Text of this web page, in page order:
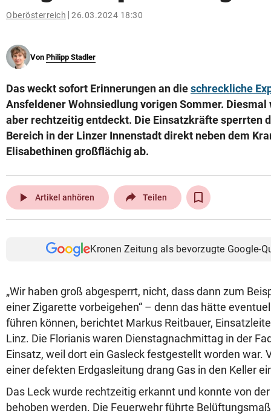
© Krone Multimedia GmbH & Co KG 2026
Oberösterreich 26.03.2024 18:30
Von Philipp Stadler
Das weckt sofort Erinnerungen an dieschreckliche
Ansfeldener Wohnsiedlung vorigen Sommer.
aber rechtzeitig entdeckt. Die Einsatzkräfte sperrten
Bereich in der Linzer Innenstadt direkt neben dem
Elisabethinen großflächig ab.
play_arrow Artikel anhören Teilen
Kronen Zeitung als bevorzugte Google-
„Wir haben groß abgesperrt, nicht, dass dann zum
einer Zigarette vorbeigehen“ – denn das hätte
führen können, berichtet Markus Reitbauer,
Linz. Die Florianis waren Dienstagnachmittag in der
Einsatz, weil dort ein Gasleck festgestellt worden war.
einer defekten Erdgasleitung drang Gas in den Keller
Das Leck wurde rechtzeitig erkannt und konnte von
behoben werden. Die Feuerwehr führte